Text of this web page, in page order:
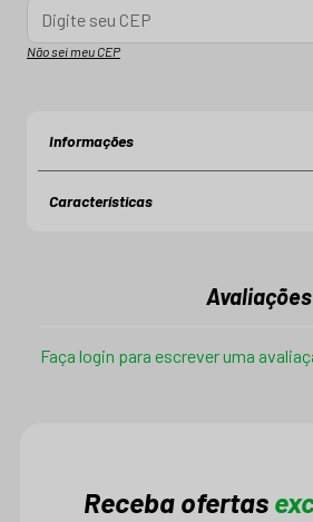
Não sei meu CEP
Informações
Características
Avaliações
Faça login para escrever uma
Receba ofertas